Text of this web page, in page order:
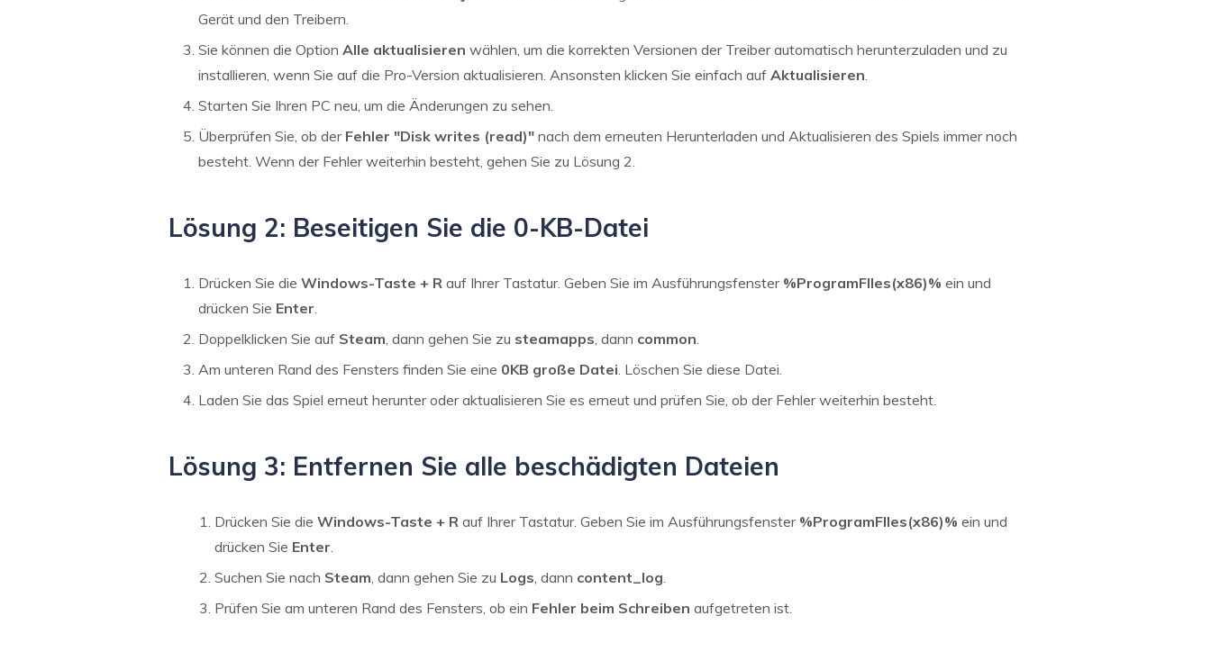
Gerät und den Treibern.
Sie können die Option Alle aktualisieren wählen, um die korrekten Versionen der Treiber automatisch herunterzuladen und zu
installieren, wenn Sie auf die Pro-Version aktualisieren. Ansonsten klicken Sie einfach auf Aktualisieren.
Starten Sie Ihren PC neu, um die Änderungen zu sehen.
Überprüfen Sie, ob der Fehler "Disk writes (read)" nach dem erneuten Herunterladen und Aktualisieren des Spiels immer noch
besteht. Wenn der Fehler weiterhin besteht, gehen Sie zu Lösung 2.
Lösung 2: Beseitigen Sie die 0-KB-Datei
Drücken Sie die Windows-Taste + R auf Ihrer Tastatur. Geben Sie im Ausführungsfenster %ProgramFIles(x86)% ein und
drücken Sie Enter.
Doppelklicken Sie auf Steam, dann gehen Sie zu steamapps, dann common.
Am unteren Rand des Fensters finden Sie eine 0KB große Datei. Löschen Sie diese Datei.
Laden Sie das Spiel erneut herunter oder aktualisieren Sie es erneut und prüfen Sie, ob der Fehler weiterhin besteht.
Lösung 3: Entfernen Sie alle beschädigten Dateien
Drücken Sie die Windows-Taste + R auf Ihrer Tastatur. Geben Sie im Ausführungsfenster %ProgramFIles(x86)% ein und
drücken Sie Enter.
Suchen Sie nach Steam, dann gehen Sie zu Logs, dann content_log.
Prüfen Sie am unteren Rand des Fensters, ob ein Fehler beim Schreiben aufgetreten ist.